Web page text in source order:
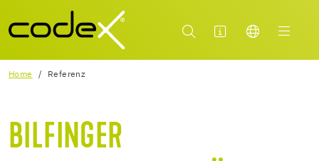
Home Referenz
BILFINGER